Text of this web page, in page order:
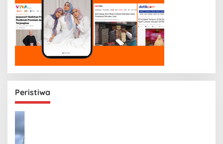
Peristiwa